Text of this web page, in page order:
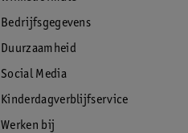
Bedrijfsgegevens
Duurzaamheid
Social Media
Kinderdagverblijfservice
Werken bij